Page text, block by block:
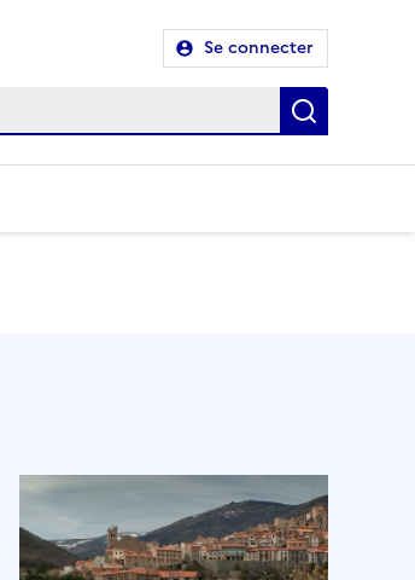
Se connecter